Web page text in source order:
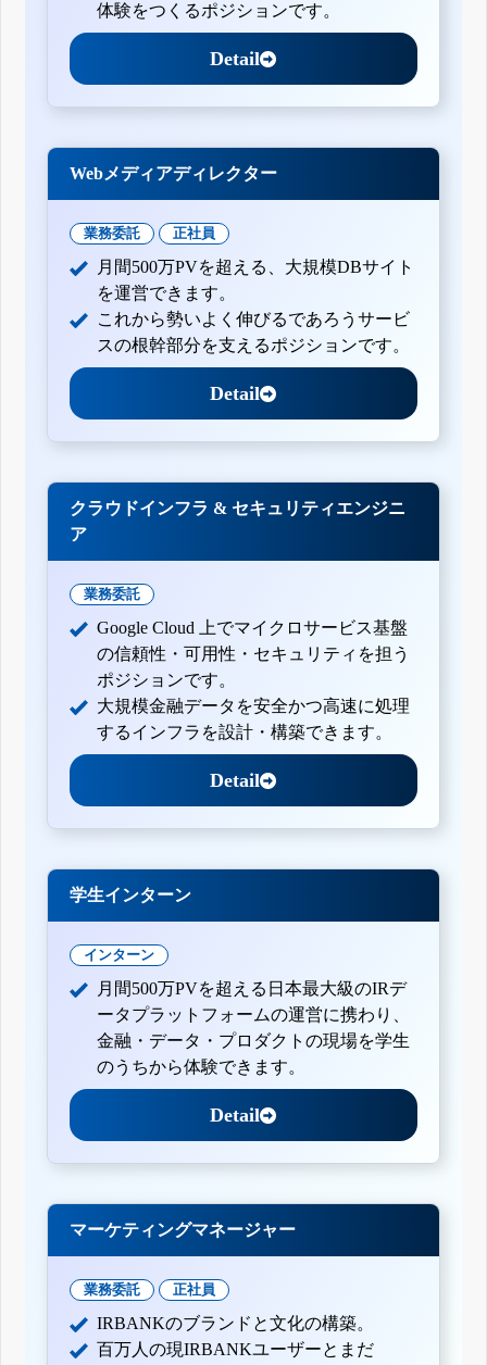
体験をつくるポジションです。
Detail
Webメディアディレクター
業務委託 正社員
月間500万PVを超える、大規模DBサイト
を運営できます。
これから勢いよく伸びるであろうサービ
スの根幹部分を支えるポジションです。
Detail
クラウドインフラ & セキュリティエンジニ
ア
業務委託
Google Cloud 上でマイクロサービス基盤
の信頼性・可用性・セキュリティを担う
ポジションです。
大規模金融データを安全かつ高速に処理
するインフラを設計・構築できます。
Detail
学生インターン
インターン
月間500万PVを超える日本最大級のIRデ
ータプラットフォームの運営に携わり、
金融・データ・プロダクトの現場を学生
のうちから体験できます。
Detail
マーケティングマネージャー
業務委託 正社員
IRBANKのブランドと文化の構築。
百万人の現IRBANKユーザーとまだ